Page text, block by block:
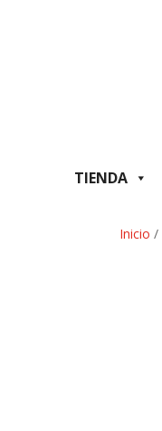
TIENDA
Inicio /